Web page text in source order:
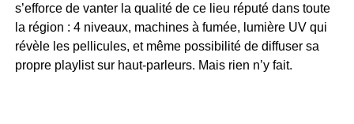
s’efforce de vanter la qualité de ce lieu réputé dans toute
la région : 4 niveaux, machines à fumée, lumière UV qui
révèle les pellicules, et même possibilité de diffuser sa
propre playlist sur haut-parleurs. Mais rien n’y fait.